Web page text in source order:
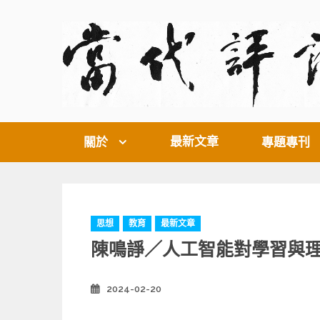
關於 最新文章 專題專刊
C
a
o
思想 教育 最新文章
陳鳴諍／人工智能對學習與
2024-02-20